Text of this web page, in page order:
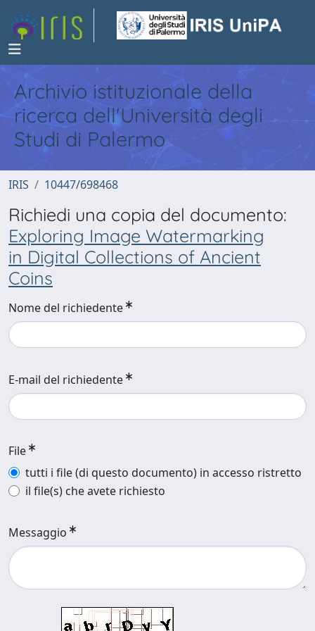
Archivio istituzionale della
ricerca dell'Università degli
Studi di Palermo
IRIS 10447/698468
Richiedi una copia del documento:
Exploring Image Watermarking
in Digital Collections of Ancient
Coins
Nome del richiedente
E-mail del richiedente
File
tutti i file (di questo documento) in accesso ristretto
il file(s) che avete richiesto
Messaggio